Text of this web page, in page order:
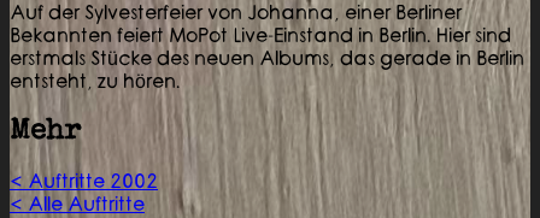
Auf der Sylvesterfeier von Johanna, einer Berliner
Bekannten feiert MoPot Live-Einstand in Berlin. Hier sind
erstmals Stücke des neuen Albums, das gerade in Berlin
entsteht, zu hören.
Mehr
< Auftritte 2002
< Alle Auftritte